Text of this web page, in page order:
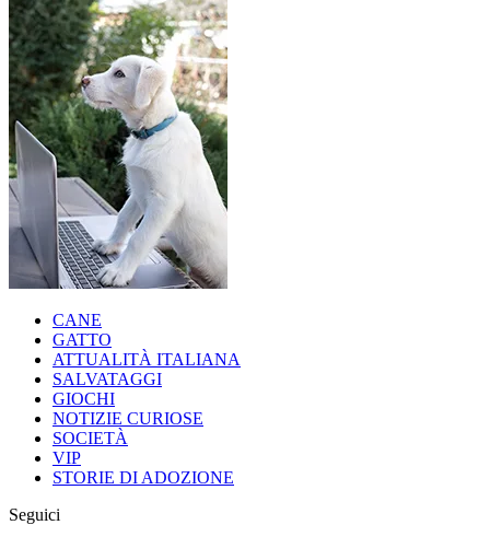
CANE
GATTO
ATTUALITÀ ITALIANA
SALVATAGGI
GIOCHI
NOTIZIE CURIOSE
SOCIETÀ
VIP
STORIE DI ADOZIONE
Seguici